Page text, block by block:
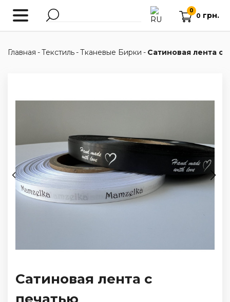
0
0 грн.
Главная -Текстиль-Тканевые Бирки - Сатиновая лента с
Сатиновая лента с